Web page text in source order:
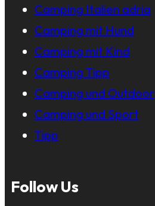
Camping Italien adria
Camping mit Hund
Camping mit Kind
Camping Tipp
Camping und Outdoor
Camping und Sport
Tipp
Follow Us